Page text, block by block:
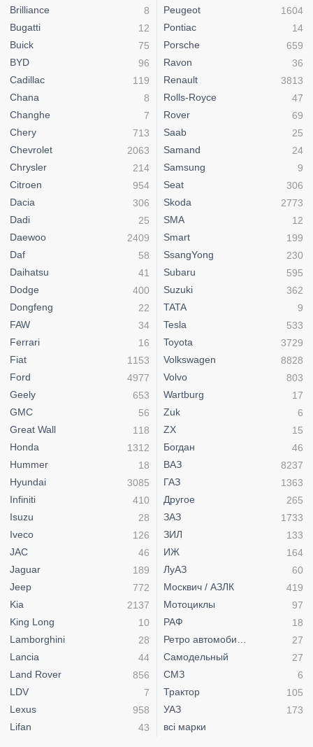
Brilliance
8
Bugatti
12
Buick
75
BYD
96
Cadillac
119
Chana
8
Changhe
7
Chery
713
Chevrolet
2063
Chrysler
214
Citroen
954
Dacia
306
Dadi
25
Daewoo
2409
Daf
58
Daihatsu
41
Dodge
400
Dongfeng
22
FAW
34
Ferrari
16
Fiat
1153
Ford
4977
Geely
653
GMC
56
Great Wall
118
Honda
1312
Hummer
18
Hyundai
3085
Infiniti
410
Isuzu
28
Iveco
126
JAC
46
Jaguar
189
Jeep
772
Kia
2137
King Long
10
Lamborghini
28
Lancia
44
Land Rover
856
LDV
7
Lexus
958
Lifan
43
Peugeot
1604
Pontiac
14
Porsche
659
Ravon
36
Renault
3813
Rolls-Royce
47
Rover
69
Saab
25
Samand
24
Samsung
9
Seat
306
Skoda
2773
SMA
12
Smart
199
SsangYong
230
Subaru
595
Suzuki
362
TATA
9
Tesla
533
Toyota
3729
Volkswagen
8828
Volvo
803
Wartburg
17
Zuk
6
ZX
15
Богдан
46
ВАЗ
8237
ГАЗ
1363
Другое
265
ЗАЗ
1733
ЗИЛ
133
ИЖ
164
ЛуАЗ
60
Москвич / АЗЛК
419
Мотоциклы
97
РАФ
18
Ретро автомобили
27
Самодельный
27
СМЗ
6
Трактор
105
УАЗ
173
всі марки